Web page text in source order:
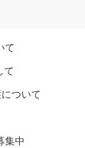
て
て
ついて
集中